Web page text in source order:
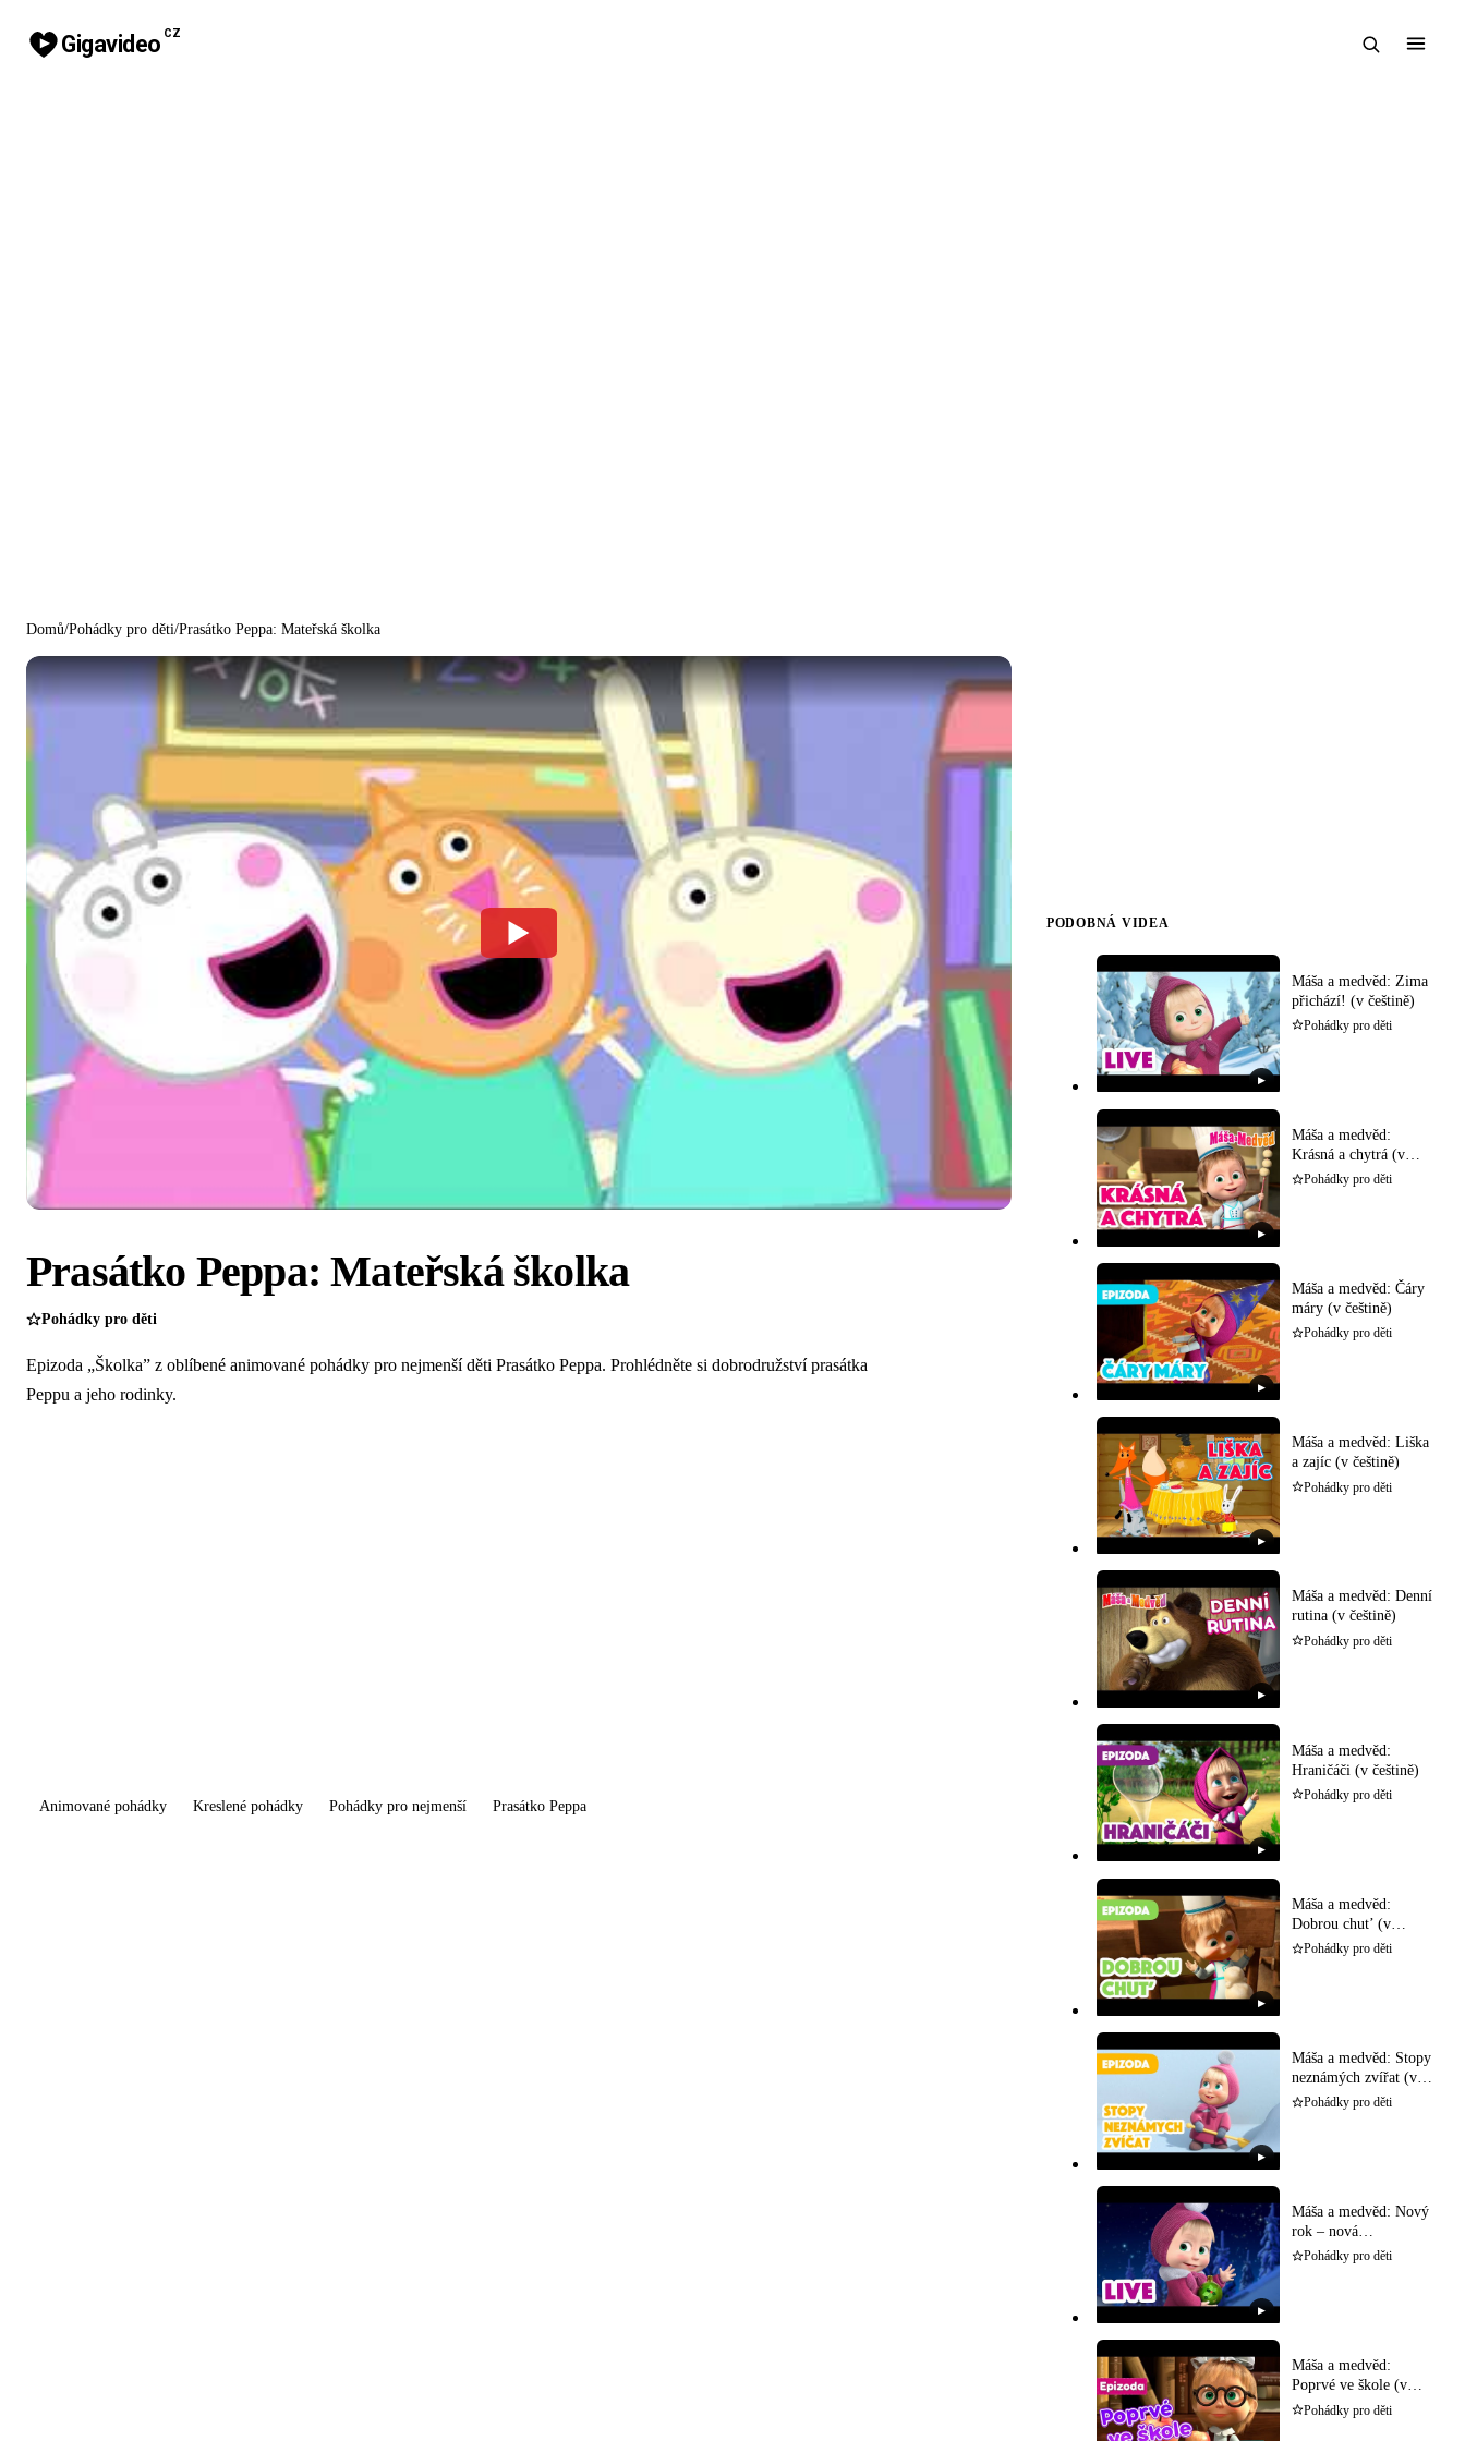
Gigavideo CZ
Domů/Pohádky pro děti/Prasátko Peppa: Mateřská školka
Prasátko Peppa: Mateřská školka
Pohádky pro děti
Epizoda „Školka” z oblíbené animované pohádky pro nejmenší děti Prasátko Peppa. Prohlédněte si dobrodružství prasátka
Peppu a jeho rodinky.
Animované pohádky Kreslené pohádky Pohádky pro nejmenší Prasátko Peppa
PODOBNÁ VIDEA
▶
Máša a medvěd: Zima
přichází! (v češtině)
Pohádky pro děti
▶
Máša a medvěd:
Krásná a chytrá (v
češtině)
Pohádky pro děti
▶
Máša a medvěd: Čáry
máry (v češtině)
Pohádky pro děti
▶
Máša a medvěd: Liška
a zajíc (v češtině)
Pohádky pro děti
▶
Máša a medvěd: Denní
rutina (v češtině)
Pohádky pro děti
▶
Máša a medvěd:
Hraničáči (v češtině)
Pohádky pro děti
▶
Máša a medvěd:
Dobrou chut’ (v
češtině)
Pohádky pro děti
▶
Máša a medvěd: Stopy
neznámých zvířat (v
češtině)
Pohádky pro děti
▶
Máša a medvěd: Nový
rok – nová
dobrodružství (v
Pohádky pro děti
Máša a medvěd:
Poprvé ve škole (v
češtině)
Pohádky pro děti